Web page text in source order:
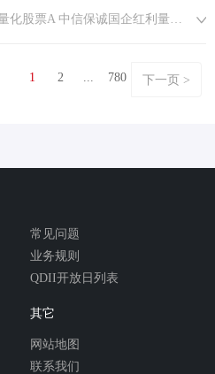
中信保诚国企红利量化股票A 中信保诚国企红利量化股票C
1 2 ... 780 下一页 >
常见问题
业务规则
QDII开放日列表
其它
网站地图
联系我们